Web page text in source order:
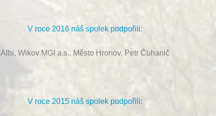
V roce 2016 náš spolek podpořili:
Albi, Wikov MGI a.s., Město Hronov, Petr Čuhanič
V roce 2015 náš spolek podpořili: